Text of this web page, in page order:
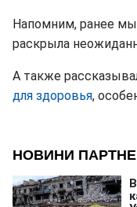
Напомним, ранее мы
раскрыла
А также
для здоровья,